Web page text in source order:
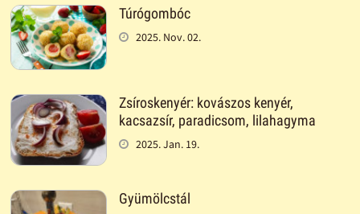
Túrógombóc
2025. Nov. 02.
Zsíroskenyér: kovászos kenyér,
kacsazsír, paradicsom, lilahagyma
2025. Jan. 19.
Gyümölcstál